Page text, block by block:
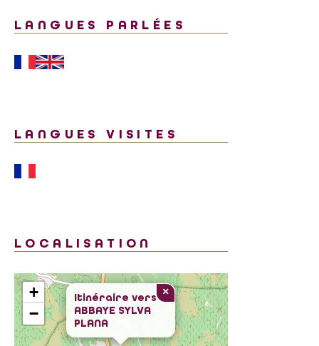
LANGUES PARLÉES
LANGUES VISITES
LOCALISATION
Itinéraire vers
ABBAYE SYLVA
PLANA
×
+
−